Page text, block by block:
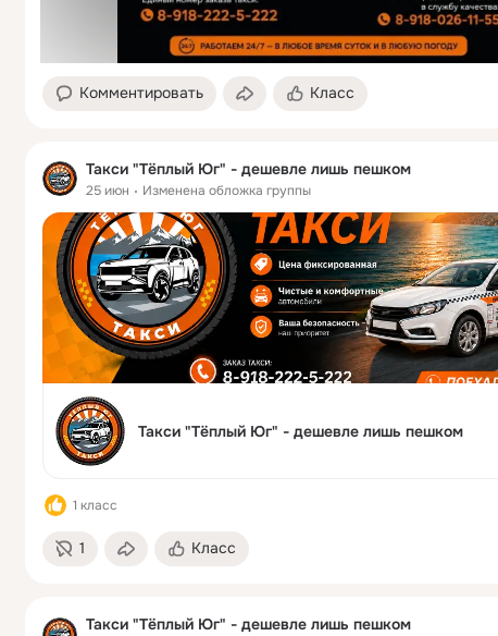
Комментировать Класс
Такси "Тёплый Юг" - дешевле лишь пешком
25 июн Изменена обложка группы
Такси "Тёплый Юг" - дешевле лишь пешком
1 класс
1 Класс
Такси "Тёплый Юг" - дешевле лишь пешком